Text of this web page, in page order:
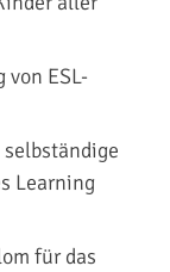
ESL-
Learning
für das